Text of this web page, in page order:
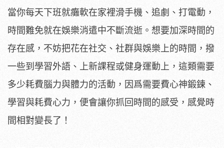
當你每天下班就癱軟在家裡滑手機、追劇、打電動，
時間難免就在娛樂消遣中不斷流逝。想要加深時間的
存在感，不妨把花在社交、社群與娛樂上的時間，撥
一些到學習外語、上新課程或健身運動上，這類需要
多少耗費腦力與體力的活動，因爲需要費心神鍛鍊、
學習與耗費心力，便會讓你抓回時間的感受，感覺時
間相對變長了！